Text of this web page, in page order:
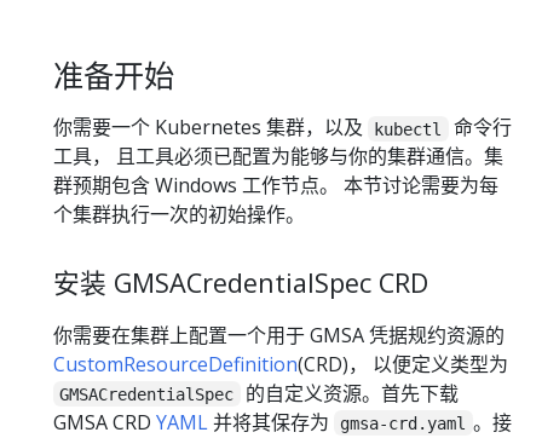
准备开始
你需要一个 Kubernetes 集群，以及 kubectl
命令行
工具， 且工具必须已配置为能够与你的集群通信。集
群预期包含 Windows 工作节点。 本节讨论需要为每
个集群执行一次的初始操作。
安装 GMSACredentialSpec CRD
你需要在集群上配置一个用于 GMSA 凭据规约资源的
CustomResourceDefinition(CRD)， 以便定义类型为
GMSACredentialSpec
的自定义资源。首先下载
GMSA CRD YAML并将其保存为 gmsa-crd.yaml 。接